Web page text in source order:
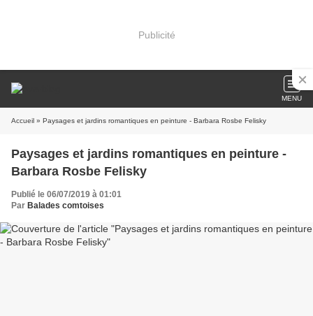
Publicité
MENU
Accueil » Paysages et jardins romantiques en peinture - Barbara Rosbe Felisky
Paysages et jardins romantiques en peinture -
Barbara Rosbe Felisky
Publié le 06/07/2019 à 01:01
Par Balades comtoises